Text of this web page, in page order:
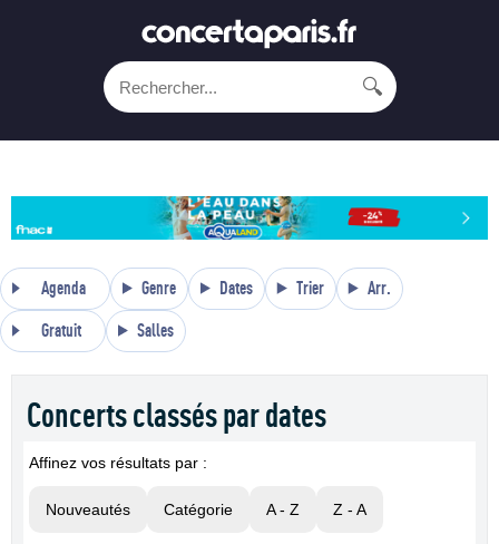
🔍
Agenda Genre Dates Trier Arr.
Gratuit Salles
Concerts classés par dates
Affinez vos résultats par :
Nouveautés Catégorie A - Z Z - A